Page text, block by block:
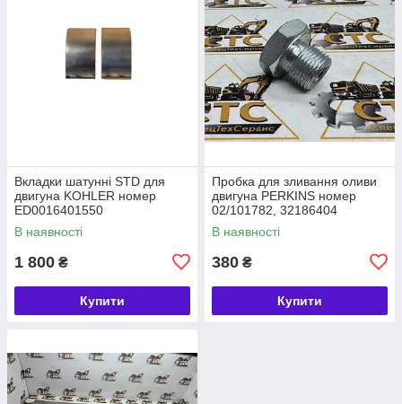
Вкладки шатунні STD для
двигуна KOHLER номер
ED0016401550
В наявності
1 800 ₴
Купити
Пробка для зливання оливи
двигуна PERKINS номер
02/101782, 32186404
В наявності
380 ₴
Купити